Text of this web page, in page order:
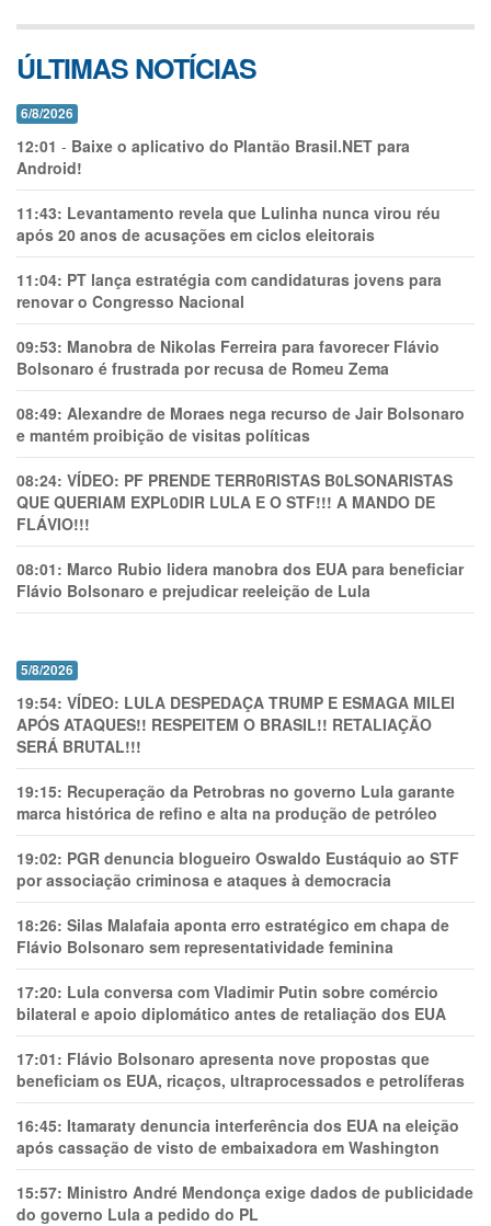
ÚLTIMAS NOTÍCIAS
6/8/2026
12:01 - Baixe o aplicativo do Plantão Brasil.NET para
Android!
11:43: Levantamento revela que Lulinha nunca virou réu
após 20 anos de acusações em ciclos eleitorais
11:04: PT lança estratégia com candidaturas jovens para
renovar o Congresso Nacional
09:53: Manobra de Nikolas Ferreira para favorecer Flávio
Bolsonaro é frustrada por recusa de Romeu Zema
08:49: Alexandre de Moraes nega recurso de Jair Bolsonaro
e mantém proibição de visitas políticas
08:24: VÍDEO: PF PRENDE TERR0RlSTAS B0LSONARlSTAS
QUE QUERIAM EXPL0DlR LULA E O STF!!! A MANDO DE
FLÁVIO!!!
08:01: Marco Rubio lidera manobra dos EUA para beneficiar
Flávio Bolsonaro e prejudicar reeleição de Lula
5/8/2026
19:54: VÍDEO: LULA DESPEDAÇA TRUMP E ESMAGA MILEI
APÓS ATAQUES!! RESPEITEM O BRASIL!! RETALIAÇÃO
SERÁ BRUTAL!!!
19:15: Recuperação da Petrobras no governo Lula garante
marca histórica de refino e alta na produção de petróleo
19:02: PGR denuncia blogueiro Oswaldo Eustáquio ao STF
por associação criminosa e ataques à democracia
18:26: Silas Malafaia aponta erro estratégico em chapa de
Flávio Bolsonaro sem representatividade feminina
17:20: Lula conversa com Vladimir Putin sobre comércio
bilateral e apoio diplomático antes de retaliação dos EUA
17:01: Flávio Bolsonaro apresenta nove propostas que
beneficiam os EUA, ricaços, ultraprocessados e petrolíferas
16:45: Itamaraty denuncia interferência dos EUA na eleição
após cassação de visto de embaixadora em Washington
15:57: Ministro André Mendonça exige dados de publicidade
do governo Lula a pedido do PL